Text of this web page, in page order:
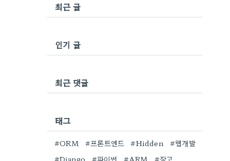
최근 글
인기 글
최근 댓글
태그
#ORM #프론트엔드 #Hidden
#웹개발
#Django
#파이썬 #ARM #장고